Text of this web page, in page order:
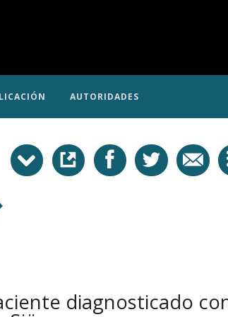
AUTORIDADES
diagnosticado